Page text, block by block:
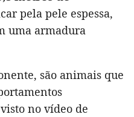
pela pele espessa,
uma armadura
são animais que
no vídeo de